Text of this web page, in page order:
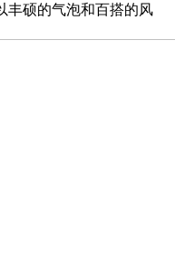
丰硕的气泡和百搭的风